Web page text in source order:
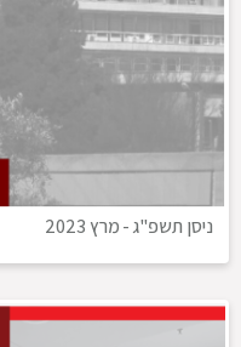
ניסן תשפ"ג-מרץ 2023